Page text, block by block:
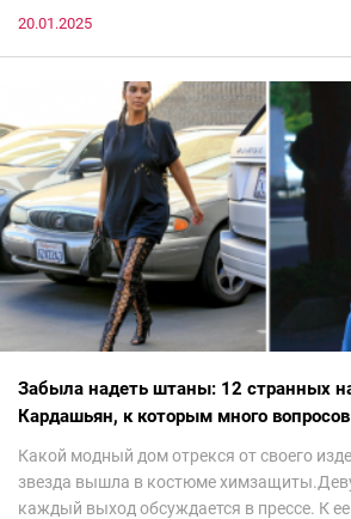
20.01.2025
Забыла надеть штаны: 12 странных
Кардашьян, к которым много вопросов
Какой модный дом отрекся от своего
звезда вышла в костюме
каждый выход обсуждается в прессе. К